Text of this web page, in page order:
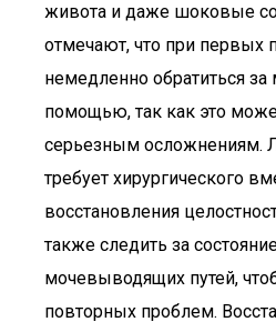
живота и даже шоковые
отмечают, что при первых
немедленно обратиться
помощью, так как это
серьезным осложнениям.
требует хирургического
восстановления
также следить за
мочевыводящих путей,
повторных проблем.